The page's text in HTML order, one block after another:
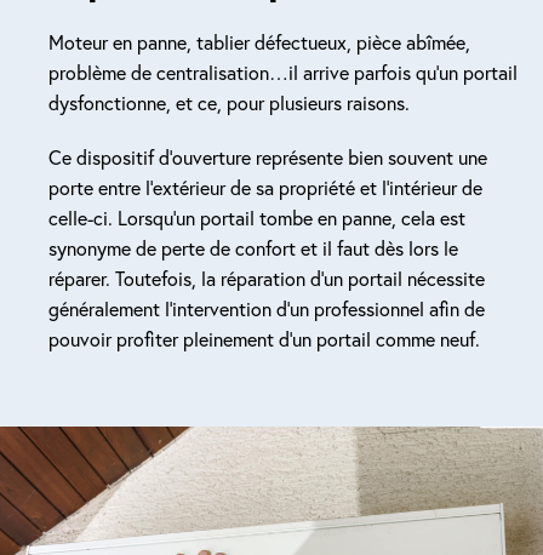
Nous recrutons
QUI SOMMES-NOUS ?
Moteur en panne, tablier défectueux, pièce abîmée,
problème de centralisation…il arrive parfois qu’un portail
dysfonctionne, et ce, pour plusieurs raisons.
Ce dispositif d’ouverture représente bien souvent une
porte entre l’extérieur de sa propriété et l’intérieur de
celle-ci. Lorsqu’un portail tombe en panne, cela est
synonyme de perte de confort et il faut dès lors le
réparer. Toutefois, la réparation d’un portail nécessite
généralement l’intervention d’un professionnel afin de
pouvoir profiter pleinement d’un portail comme neuf.